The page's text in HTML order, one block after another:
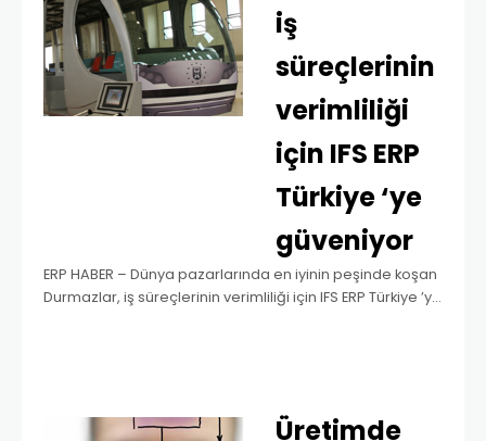
iş
süreçlerinin
verimliliği
için IFS ERP
Türkiye ‘ye
güveniyor
ERP HABER – Dünya pazarlarında en iyinin peşinde koşan
Durmazlar, iş süreçlerinin verimliliği için IFS ERP Türkiye ’ye
Üretimde